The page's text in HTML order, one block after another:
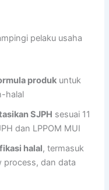
pelaku usaha
produk untuk
halal
SJPH sesuai 11
dan LPPOM MUI
halal, termasuk
process, dan data